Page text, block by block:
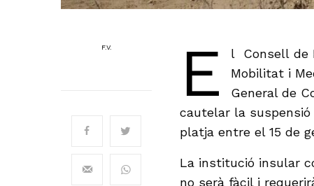
F.V. E
l Consell de
Mobilitat i
General de
cautelar la
platja entre el 15 de
La institució insular
no serà fàcil i